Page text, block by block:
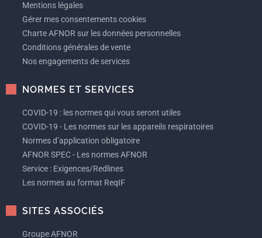
Mentions légales
Gérer mes consentements cookies
Charte AFNOR sur les données personnelles
Conditions générales de vente
Nos engagements de services
NORMES ET SERVICES
COVID-19 : les normes qui vous seront utiles
COVID-19 - Les normes sur les appareils respiratoires
Normes d’application obligatoire
AFNOR SPEC - Les normes AFNOR
Service : Exigences/Redlines
Les normes au format ReqIF
SITES ASSOCIÉS
Groupe AFNOR